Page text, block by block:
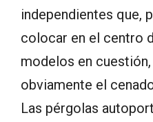
independientes que,
colocar en el centro
modelos en
obviamente el
Las pérgolas